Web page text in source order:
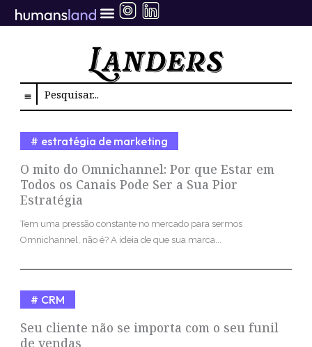
para
Search
O mito do Omnichannel: Por que Estar em
Todos os Canais Pode Ser a Sua Pior
Estratégia
estratégia de marketing
Tem uma pressão constante no mercado para sermos
Omnichannel, não é? A ideia de que sua marca...
Seu cliente não se importa com o seu funil
de vendas
CRM